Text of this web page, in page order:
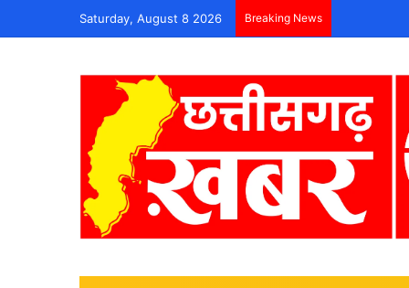
Saturday, August 8 2026 Breaking News